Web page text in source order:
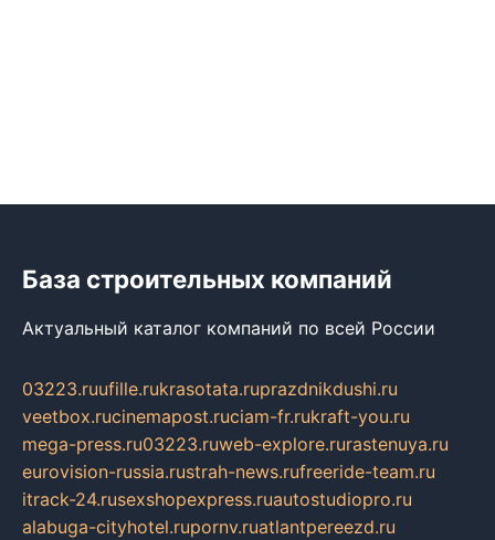
База строительных компаний
Актуальный каталог компаний по всей России
03223.ruufille.rukrasotata.ruprazdnikdushi.ru
veetbox.rucinemapost.ruciam-fr.rukraft-you.ru
mega-press.ru03223.ruweb-explore.rurastenuya.ru
eurovision-russia.rustrah-news.rufreeride-team.ru
itrack-24.rusexshopexpress.ruautostudiopro.ru
alabuga-cityhotel.rupornv.ruatlantpereezd.ru